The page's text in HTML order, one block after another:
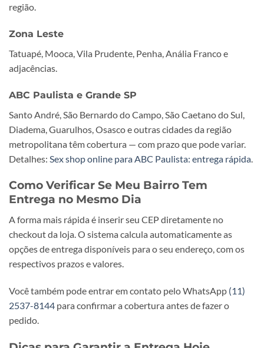
região.
Zona Leste
Tatuapé, Mooca, Vila Prudente, Penha, Anália Franco e
adjacências.
ABC Paulista e Grande SP
Santo André, São Bernardo do Campo, São Caetano do Sul,
Diadema, Guarulhos, Osasco e outras cidades da região
metropolitana têm cobertura — com prazo que pode variar.
Detalhes: Sex shop online para ABC Paulista: entrega rápida
Como Verificar Se Meu Bairro Tem
Entrega no Mesmo Dia
A forma mais rápida é inserir seu CEP diretamente no
checkout da loja. O sistema calcula automaticamente as
opções de entrega disponíveis para o seu endereço, com os
respectivos prazos e valores.
Você também pode entrar em contato pelo WhatsApp (11)
2537-8144 para confirmar a cobertura antes de fazer o
pedido.